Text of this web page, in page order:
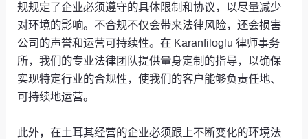
规规定了企业必须遵守的具体限制和协议，以尽量减少
对环境的影响。不合规不仅会带来法律风险，还会损害
公司的声誉和运营可持续性。在 Karanfiloglu 律师事务
所，我们的专业法律团队提供量身定制的指导，以确保
实现特定行业的合规性，使我们的客户能够负责任地、
可持续地运营。
此外，在土耳其经营的企业必须跟上不断变化的环境法